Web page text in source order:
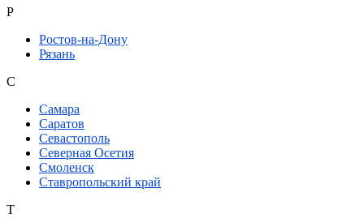
Р
Ростов-на-Дону
Рязань
С
Самара
Саратов
Севастополь
Северная Осетия
Смоленск
Ставропольский край
Т